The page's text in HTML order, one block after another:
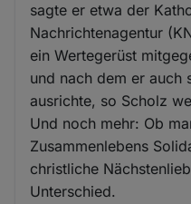
sagte er etwa der
Nachrichtenagentur
ein Wertegerüst
und nach dem er auch
ausrichte, so Scholz
Und noch mehr: Ob
Zusammenlebens
christliche
Unterschied.